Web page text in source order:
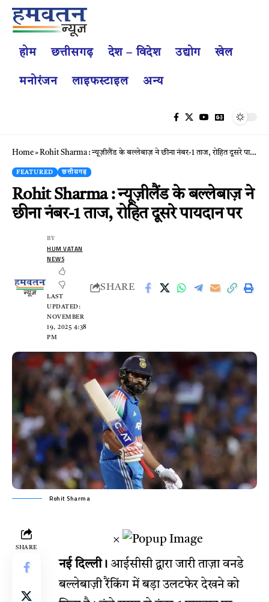
होम छत्तीसगढ़ देश – विदेश उद्योग खेल
मनोरंजन लाइफस्टाइल अन्य
Home» Rohit Sharma : न्यूज़ीलैंड के बल्लेबाज़ ने छीना नंबर-1 ताज, रोहित दूसरे पायदान पर
FEATURED छत्तीसगढ़
Rohit Sharma : न्यूज़ीलैंड के बल्लेबाज़ ने
छीना नंबर-1 ताज, रोहित दूसरे पायदान पर
LAST
UPDATED:
NOVEMBER
19, 2025 4:38
PM
BY
HUM VATAN
NEWS
SHARE
Rohit Sharma
SHARE
×
नई दिल्ली। आईसीसी द्वारा जारी ताज़ा वनडे
बल्लेबाज़ी रैंकिंग में बड़ा उलटफेर देखने को